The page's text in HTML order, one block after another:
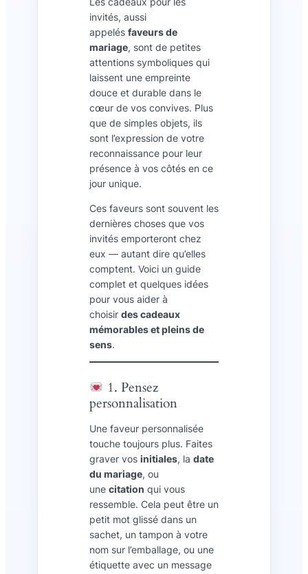
Les cadeaux pour les
invités, aussi
appelés faveurs de
mariage, sont de petites
attentions symboliques qui
laissent une empreinte
douce et durable dans le
cœur de vos convives. Plus
que de simples objets, ils
sont l’expression de votre
reconnaissance pour leur
présence à vos côtés en ce
jour unique.
Ces faveurs sont souvent les
dernières choses que vos
invités emporteront chez
eux — autant dire qu’elles
comptent. Voici un guide
complet et quelques idées
pour vous aider à
choisir des cadeaux
mémorables et pleins de
sens.
1. Pensez
personnalisation
Une faveur personnalisée
touche toujours plus. Faites
graver vos initiales, la date
du mariage, ou
une citation qui vous
ressemble. Cela peut être un
petit mot glissé dans un
sachet, un tampon à votre
nom sur l’emballage, ou une
étiquette avec un message